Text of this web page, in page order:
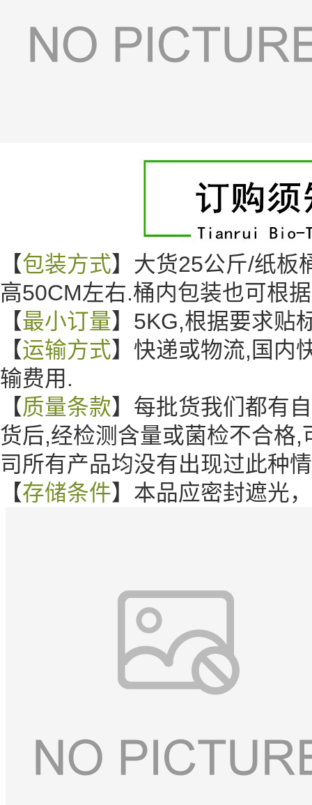
【包装方式】大货25公斤/纸板
高50CM左右.桶内包装也可根
【最小订量】5KG,根据要求
【运输方式】快递或物流,国内
输费用.
【质量条款】每批货我们都有
货后,经检测含量或菌检不合格
司所有产品均没有出现过此种
【存储条件】本品应密封遮光